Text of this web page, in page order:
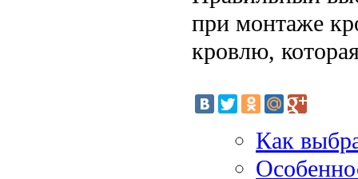
при монтаже
кровлю,
Как